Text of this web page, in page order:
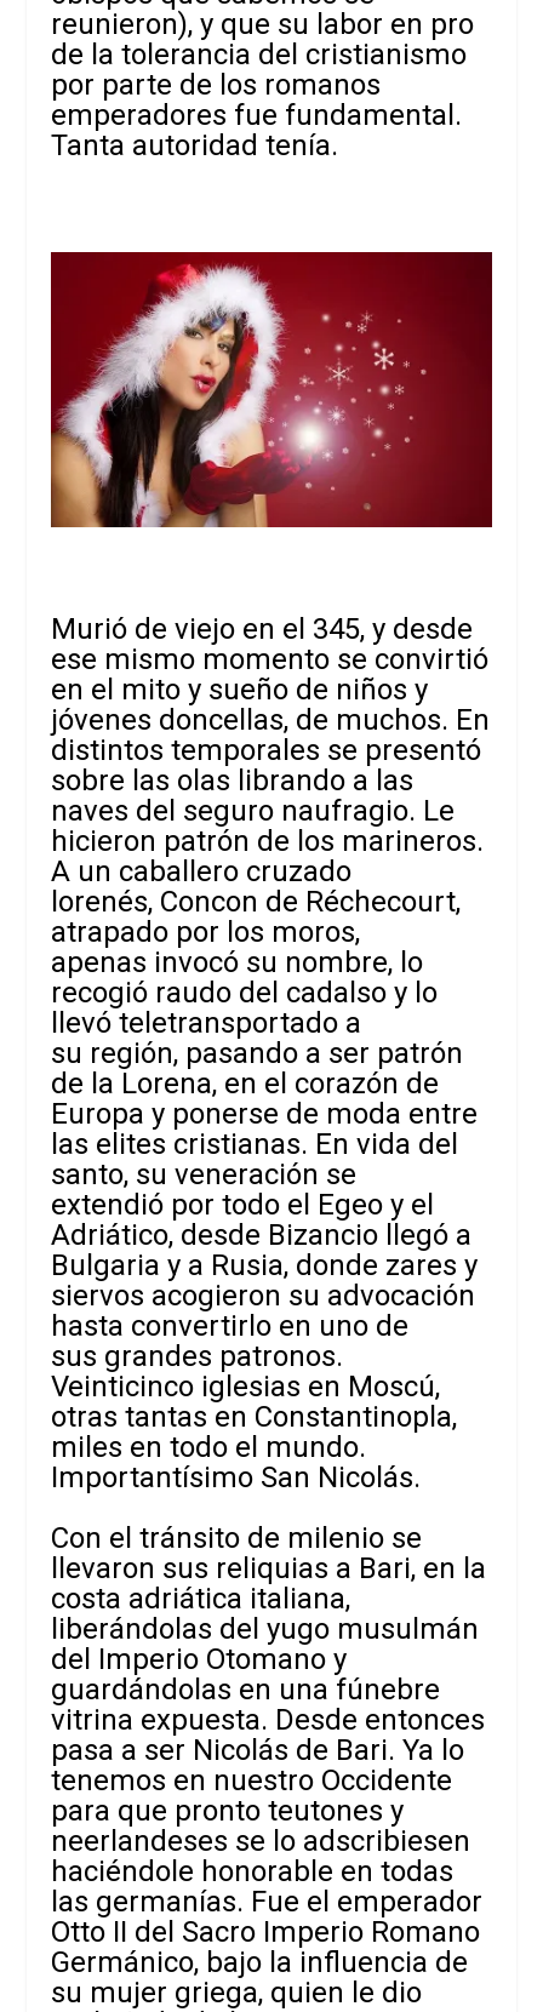
reunieron), y que su labor en pro
de la tolerancia del cristianismo
por parte de los romanos
emperadores fue fundamental.
Tanta autoridad tenía.
Murió de viejo en el 345, y desde
ese mismo momento se convirtió
en el mito y sueño de niños y
jóvenes doncellas, de muchos. En
distintos temporales se presentó
sobre las olas librando a las
naves del seguro naufragio. Le
hicieron patrón de los marineros.
A un caballero cruzado
lorenés, Concon de Réchecourt,
atrapado por los moros,
apenas invocó su nombre, lo
recogió raudo del cadalso y lo
llevó teletransportado a
su región, pasando a ser patrón
de la Lorena, en el corazón de
Europa y ponerse de moda entre
las elites cristianas. En vida del
santo, su veneración se
extendió por todo el Egeo y el
Adriático, desde Bizancio llegó a
Bulgaria y a Rusia, donde zares y
siervos acogieron su advocación
hasta convertirlo en uno de
sus grandes patronos.
Veinticinco iglesias en Moscú,
otras tantas en Constantinopla,
miles en todo el mundo.
Importantísimo San Nicolás.
Con el tránsito de milenio se
llevaron sus reliquias a Bari, en la
costa adriática italiana,
liberándolas del yugo musulmán
del Imperio Otomano y
guardándolas en una fúnebre
vitrina expuesta. Desde entonces
pasa a ser Nicolás de Bari. Ya lo
tenemos en nuestro Occidente
para que pronto teutones y
neerlandeses se lo adscribiesen
haciéndole honorable en todas
las germanías. Fue el emperador
Otto II del Sacro Imperio Romano
Germánico, bajo la influencia de
su mujer griega, quien le dio